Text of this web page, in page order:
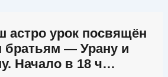
астро урок посвящён
— Урану и
Начало в 18 ч…